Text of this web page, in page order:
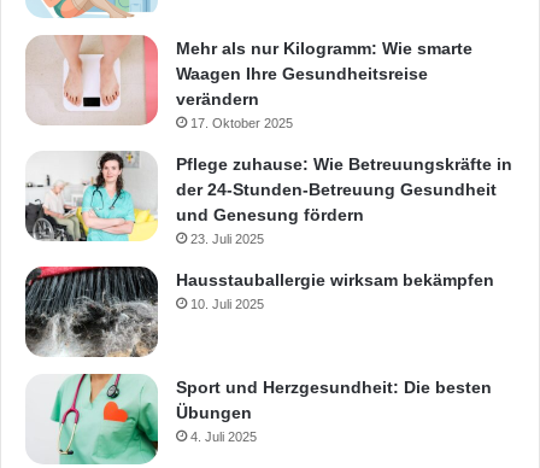
Mehr als nur Kilogramm: Wie smarte
Waagen Ihre Gesundheitsreise
verändern
17. Oktober 2025
Pflege zuhause: Wie Betreuungskräfte in
der 24-Stunden-Betreuung Gesundheit
und Genesung fördern
23. Juli 2025
Hausstauballergie wirksam bekämpfen
10. Juli 2025
Sport und Herzgesundheit: Die besten
Übungen
4. Juli 2025